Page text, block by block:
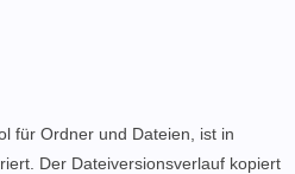
für Ordner und Dateien, ist in
Der Dateiversionsverlauf kopiert